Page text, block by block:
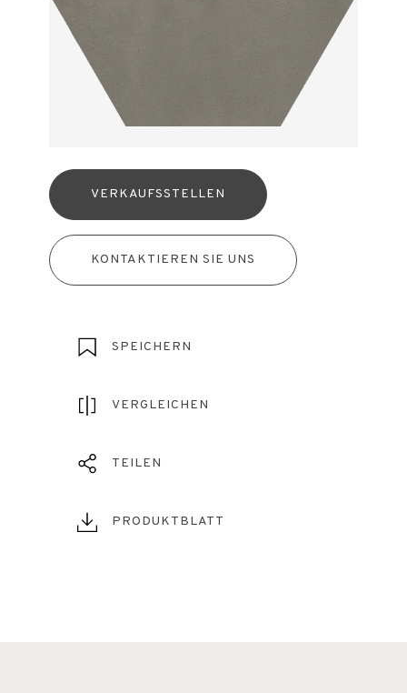
VERKAUFSSTELLEN
KONTAKTIEREN SIE UNS
SPEICHERN
VERGLEICHEN
TEILEN
PRODUKTBLATT